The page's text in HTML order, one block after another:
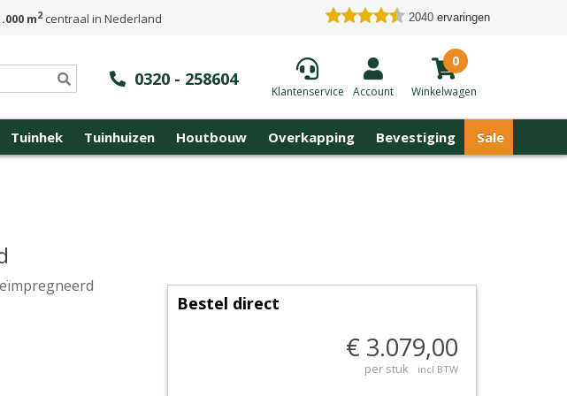
m2centraal in Nederland 2040 ervaringen
0320 - 258604
Klantenservice Account
0
Winkelwagen
Tuinhek Tuinhuizen Houtbouw Overkapping Bevestiging Sale
Bestel direct
€ 3.079,00
per stuk incl BTW